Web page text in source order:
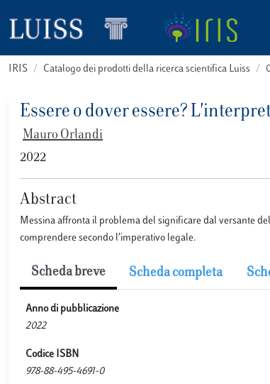
IRIS Catalogo dei prodotti della ricerca scientifica Luiss
Essere o dover essere?
Mauro Orlandi
2022
Abstract
Messina affronta il problema del significare dal versante
comprendere secondo l’imperativo legale.
Scheda breve Scheda completa
Anno di pubblicazione
2022
Codice ISBN
978-88-495-4691-0